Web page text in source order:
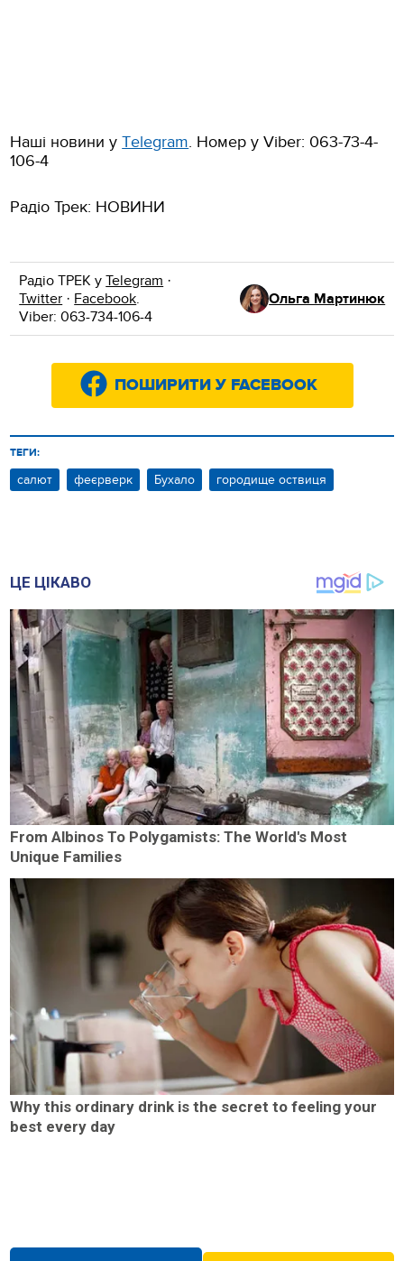
Наші новини уТelegram. Номер у Viber: 063-73-4-
106-4
Радіо Трек: НОВИНИ
Радіо ТРЕК уTelegram ·
Twitter · Facebook.
Viber: 063-734-106-4
Ольга Мартинюк
ПОШИРИТИ У FACEBOOK
ТЕГИ:
салют феєрверк Бухало городище оствиця
ЦЕ ЦІКАВО
From Albinos To Polygamists: The World's Most
Unique Families
Why this ordinary drink is the secret to feeling your
best every day